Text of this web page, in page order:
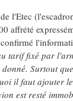
l'Etec
affrété
tarif fixé par
Surtout
il faut ajouter
est resté